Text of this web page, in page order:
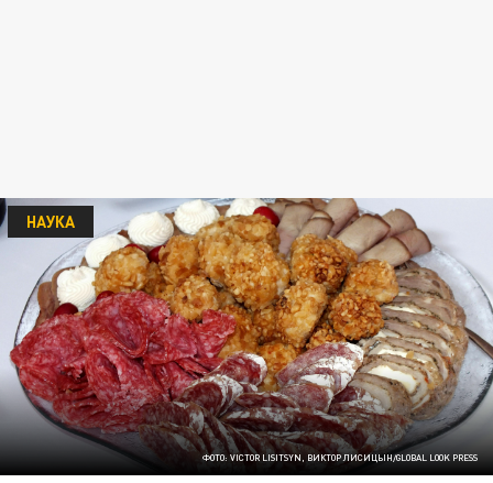
ФОТО: VICTOR LISITSYN, ВИКТОР ЛИСИЦЫН/GLOBAL LOOK PRESS
НАУКА